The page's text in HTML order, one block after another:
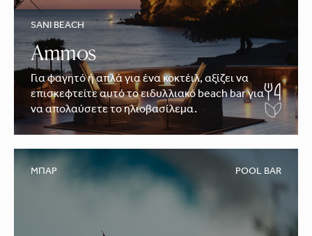
SANI BEACH
Ammos
Για φαγητό ή απλά για ένα κοκτέιλ, αξίζει να
επισκεφτείτε αυτό το ειδυλλιακό beach bar για
να απολαύσετε το ηλιοβασίλεμα.
ΜΠΑΡ POOL BAR